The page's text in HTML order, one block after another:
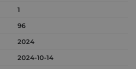
1
96
2024
2024-10-14